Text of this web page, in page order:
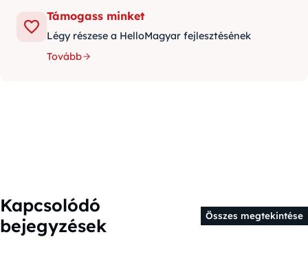
Támogass minket
Légy részese a HelloMagyar fejlesztésének
Tovább
Kapcsolódó
bejegyzések
Összes megtekintése